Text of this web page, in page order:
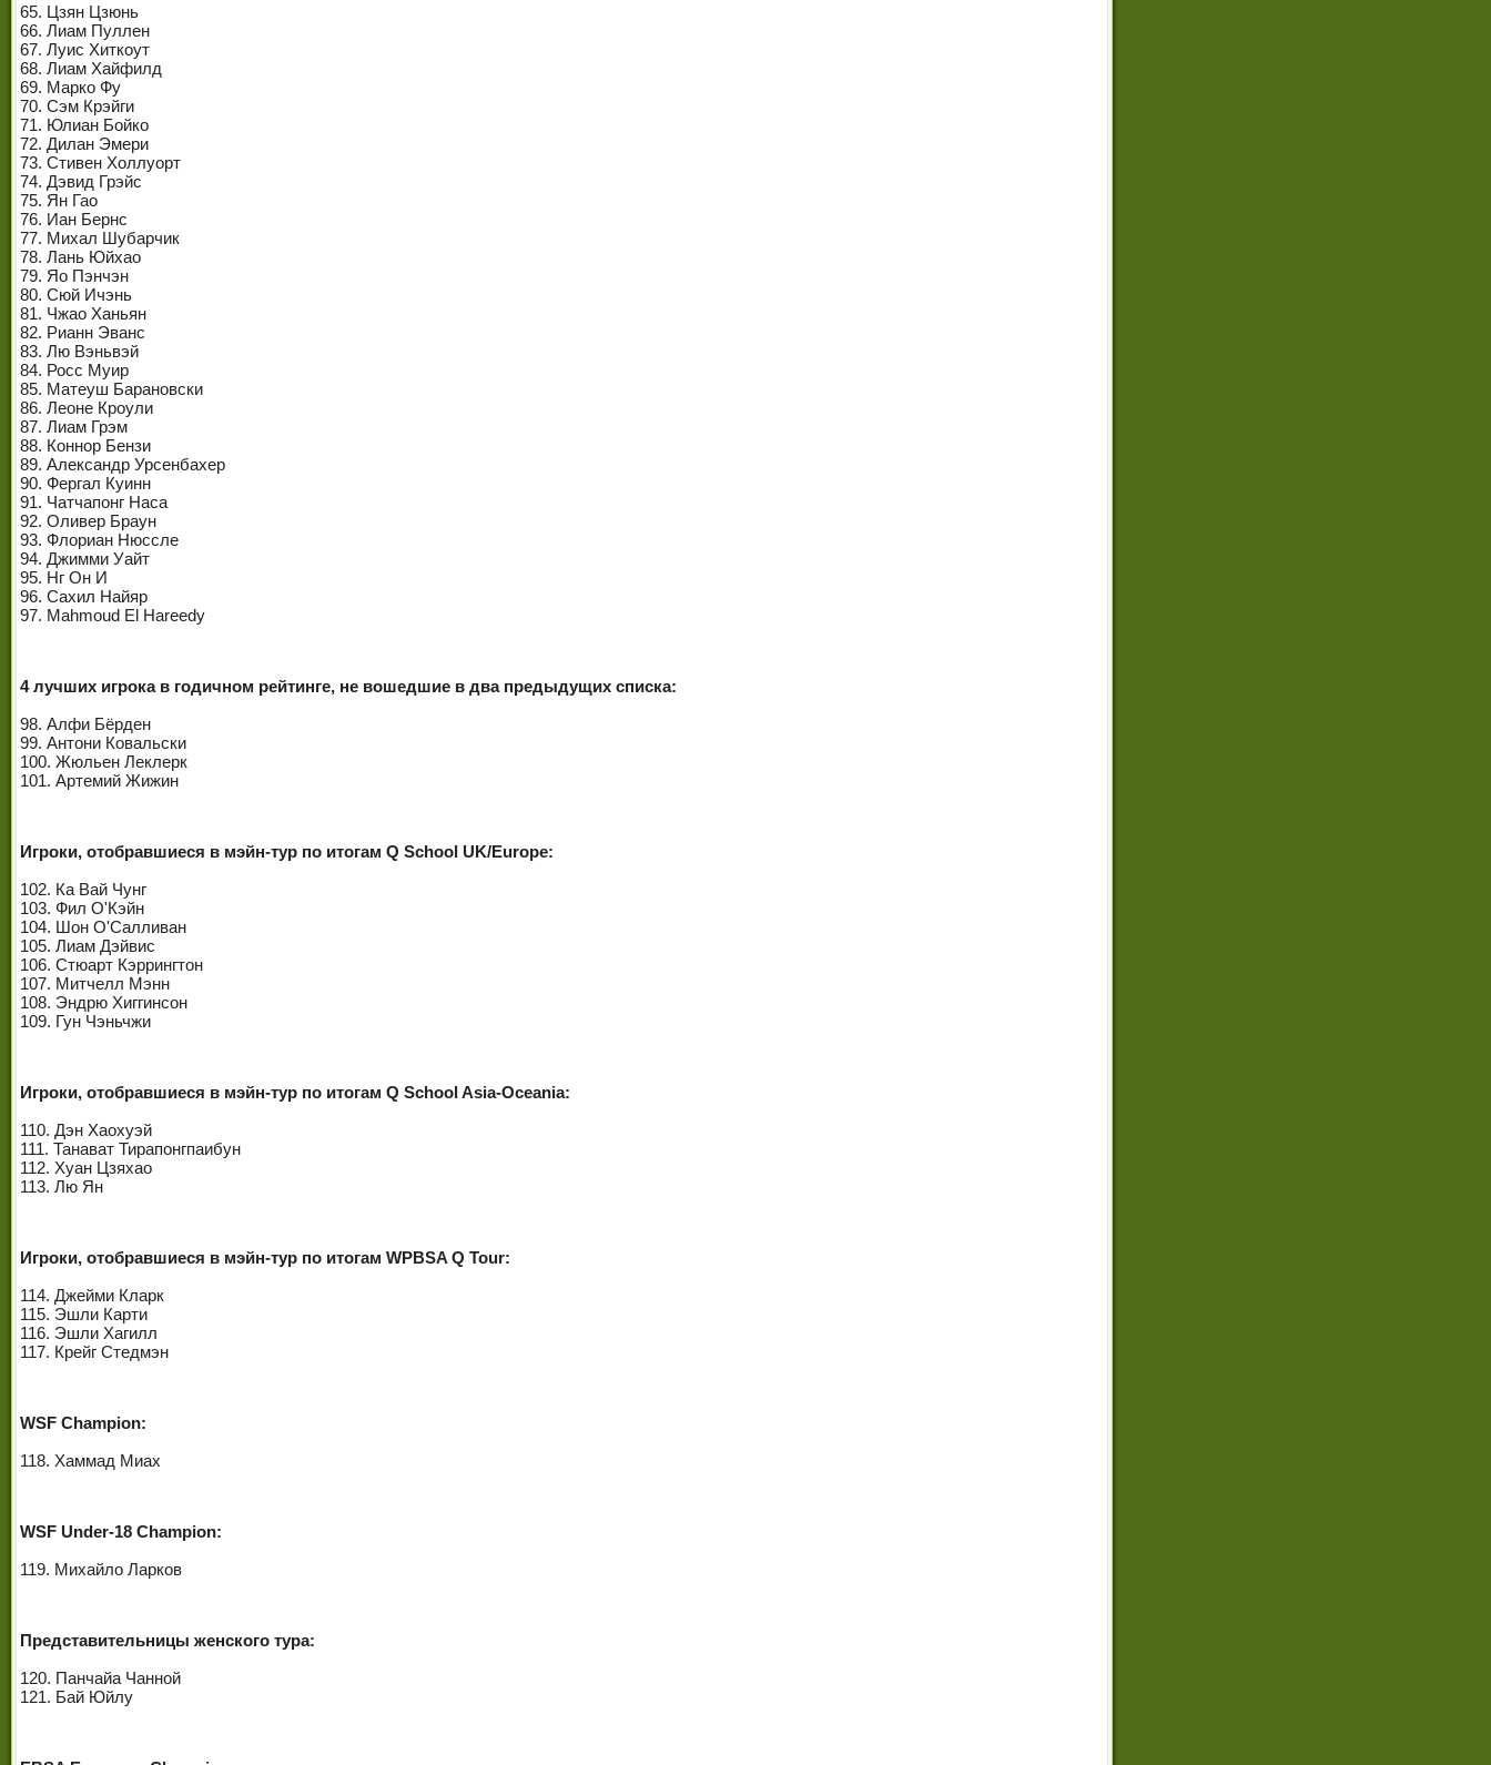
65. Цзян Цзюнь
66. Лиам Пуллен
67. Луис Хиткоут
68. Лиам Хайфилд
69. Марко Фу
70. Сэм Крэйги
71. Юлиан Бойко
72. Дилан Эмери
73. Стивен Холлуорт
74. Дэвид Грэйс
75. Ян Гао
76. Иан Бернс
77. Михал Шубарчик
78. Лань Юйхао
79. Яо Пэнчэн
80. Сюй Ичэнь
81. Чжао Ханьян
82. Рианн Эванс
83. Лю Вэньвэй
84. Росс Муир
85. Матеуш Барановски
86. Леоне Кроули
87. Лиам Грэм
88. Коннор Бензи
89. Александр Урсенбахер
90. Фергал Куинн
91. Чатчапонг Наса
92. Оливер Браун
93. Флориан Нюссле
94. Джимми Уайт
95. Нг Он И
96. Сахил Найяр
97. Mahmoud El Hareedy
4 лучших игрока в годичном рейтинге, не вошедшие в два предыдущих списка:
98. Алфи Бёрден
99. Антони Ковальски
100. Жюльен Леклерк
101. Артемий Жижин
Игроки, отобравшиеся в мэйн-тур по итогам Q School UK/Europe:
102. Ка Вай Чунг
103. Фил О'Кэйн
104. Шон О'Салливан
105. Лиам Дэйвис
106. Стюарт Кэррингтон
107. Митчелл Мэнн
108. Эндрю Хиггинсон
109. Гун Чэньчжи
Игроки, отобравшиеся в мэйн-тур по итогам Q School Asia-Oceania:
110. Дэн Хаохуэй
111. Танават Тирапонгпаибун
112. Хуан Цзяхао
113. Лю Ян
Игроки, отобравшиеся в мэйн-тур по итогам WPBSA Q Tour:
114. Джейми Кларк
115. Эшли Карти
116. Эшли Хагилл
117. Крейг Стедмэн
WSF Champion:
118. Хаммад Миах
WSF Under-18 Champion:
119. Михайло Ларков
Представительницы женского тура:
120. Панчайа Чанной
121. Бай Юйлу